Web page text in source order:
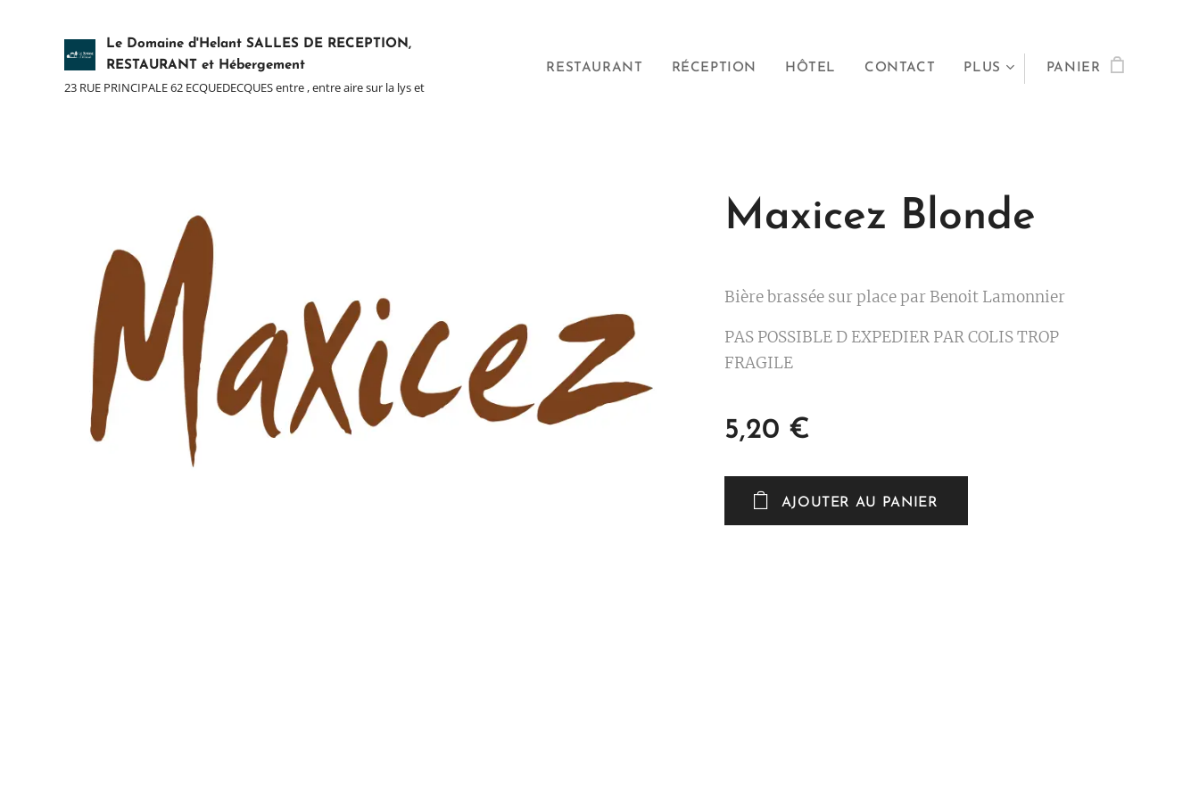
Le Domaine d'Helant SALLES DE RECEPTION,
RESTAURANT et Hébergement
23 RUE PRINCIPALE 62 ECQUEDECQUES entre , entre aire sur la lys et
RESTAURANT RÉCEPTION HÔTEL CONTACT PLUS PANIER
Maxicez Blonde
Bière brassée sur place par Benoit Lamonnier
PAS POSSIBLE D EXPEDIER PAR COLIS TROP
FRAGILE
5,20 €
AJOUTER AU PANIER